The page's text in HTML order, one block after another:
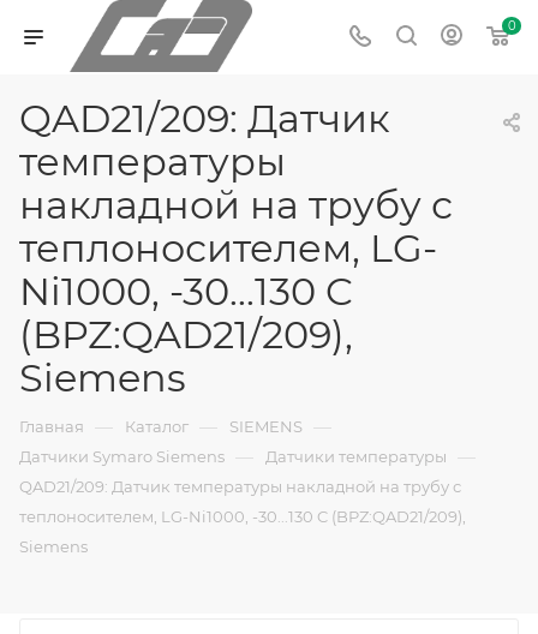
0
QAD21/209: Датчик
температуры
накладной на трубу с
теплоносителем, LG-
Ni1000, -30...130 C
(BPZ:QAD21/209),
Siemens
Главная — Каталог — SIEMENS —
Датчики Symaro Siemens — Датчики температуры —
QAD21/209: Датчик температуры накладной на трубу с
теплоносителем, LG-Ni1000, -30...130 C (BPZ:QAD21/209),
Siemens